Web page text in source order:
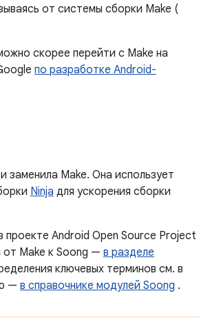
от системы сборки Make (
скорее перейти с Make на
по разработке Android-
заменила Make. Она использует
Ninja для ускорения сборки
проекте Android Open Source Project
Make к Soong — в разделе
ключевых терминов см. в
— в справочнике модулей Soong .